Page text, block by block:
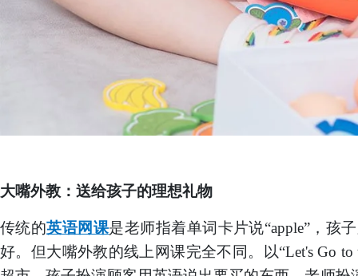
大嘴外教：送给孩子的理想礼物
传统的英语网课是老师指着单词卡片说“apple”，孩
好。但大嘴外教的线上网课完全不同。以“Let's Go